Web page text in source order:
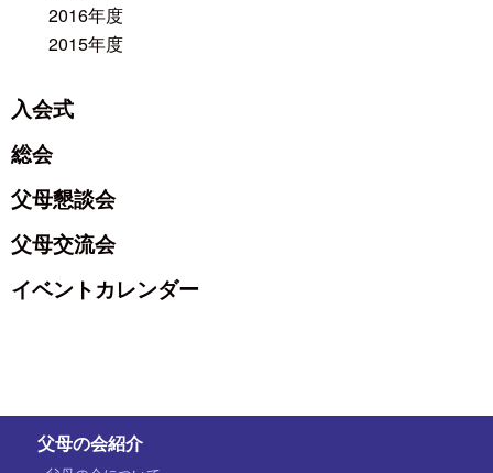
2016年度
2015年度
入会式
総会
父母懇談会
父母交流会
イベントカレンダー
父母の会紹介